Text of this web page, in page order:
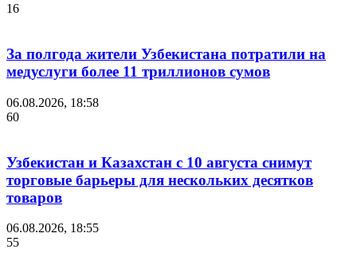
16
За полгода жители Узбекистана потратили на
медуслуги более 11 триллионов сумов
06.08.2026, 18:58
60
Узбекистан и Казахстан с 10 августа снимут
торговые барьеры для нескольких десятков
товаров
06.08.2026, 18:55
55